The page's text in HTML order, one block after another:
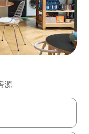
源
或通过点击或滑动手势